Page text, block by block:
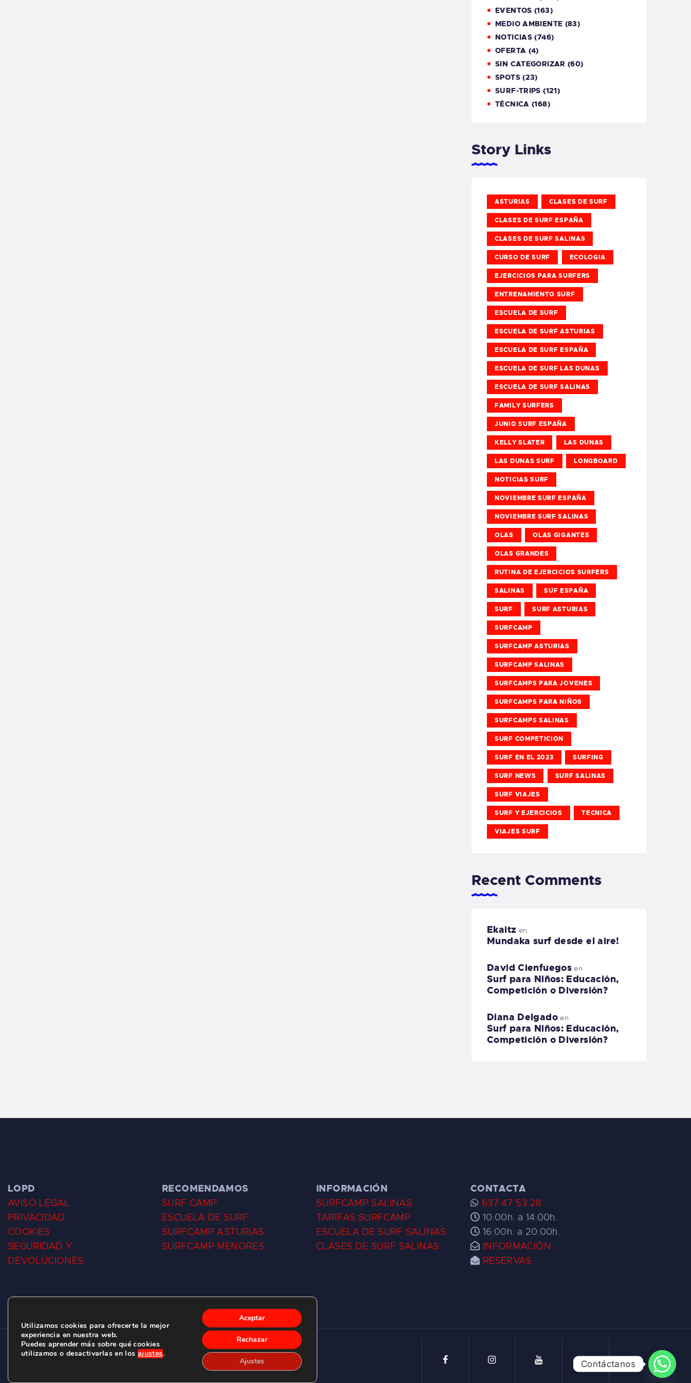
EVENTOS (163)
MEDIO AMBIENTE (83)
NOTICIAS (746)
OFERTA (4)
SIN CATEGORIZAR (60)
SPOTS(23)
SURF-TRIPS (121)
TÉCNICA (168)
Story Links
ASTURIAS CLASES DE SURF
CLASES DE SURF ESPAÑA
CLASES DE SURF SALINAS
CURSO DE SURF ECOLOGIA
EJERCICIOS PARA SURFERS
ENTRENAMIENTO SURF
ESCUELA DE SURF
ESCUELA DE SURF ASTURIAS
ESCUELA DE SURF ESPAÑA
ESCUELA DE SURF LAS DUNAS
ESCUELA DE SURF SALINAS
FAMILY SURFERS
JUNIO SURF ESPAÑA
KELLY SLATER LAS DUNAS
LAS DUNAS SURF LONGBOARD
NOTICIAS SURF
NOVIEMBRE SURF ESPAÑA
NOVIEMBRE SURF SALINAS
OLAS OLAS GIGANTES
OLAS GRANDES
RUTINA DE EJERCICIOS SURFERS
SALINAS SUF ESPAÑA
SURF SURF ASTURIAS
SURFCAMP
SURFCAMP ASTURIAS
SURFCAMP SALINAS
SURFCAMPS PARA JOVENES
SURFCAMPS PARA NIÑOS
SURFCAMPS SALINAS
SURF COMPETICION
SURF EN EL 2023 SURFING
SURF NEWS SURF SALINAS
SURF VIAJES
SURF Y EJERCICIOS TECNICA
VIAJES SURF
Recent Comments
Ekaitz en
Mundaka surf desde el aire!
David Cienfuegos en
Surf para Niños: Educación,
Competición o Diversión?
Diana Delgadoen
Surf para Niños: Educación,
Competición o Diversión?
LOPD
AVISO LEGAL
PRIVACIDAD
COOKIES
SEGURIDAD Y
DEVOLUCIONES
RECOMENDAMOS
SURF CAMP
ESCUELA DE SURF
SURFCAMP ASTURIAS
SURFCAMP MENORES
INFORMACIÓN
SURFCAMP SALINAS
TARIFAS SURFCAMP
ESCUELA DE SURF SALINAS
CLASES DE SURF SALINAS
CONTACTA
637 47 53 28
10:00h. a 14:00h.
16:00h. a 20:00h.
INFORMACIÓN
RESERVAS
CLUB DE SURF LAS DUNAS ©2026.
C/ BERNARDO ÁLVAREZ GALAN 1, SALINAS (ASTURIAS)
Utilizamos cookies para ofrecerte la mejor
experiencia en nuestra web.
Puedes aprender más sobre qué cookies
utilizamos o desactivarlas en los ajustes.
Aceptar
Rechazar
Ajustes Contáctanos